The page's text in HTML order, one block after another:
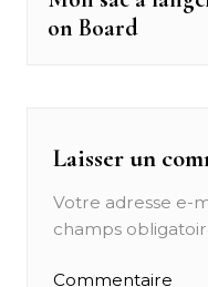
l’article
post:
on Board
Laisser un
Votre adresse e-
champs
Commentaire